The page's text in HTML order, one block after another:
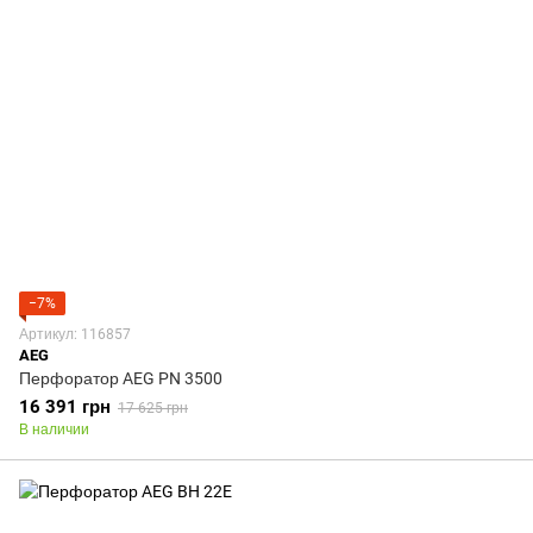
−7%
Артикул: 116857
AEG
Перфоратор AEG PN 3500
16 391 грн 17 625 грн
В наличии